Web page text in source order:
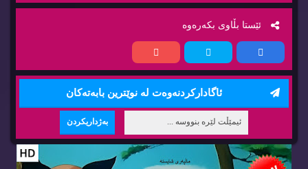
ئێستا بڵاوی بكه‌ره‌وه‌
ئاگاداركردنه‌وه‌ت له‌ نوێترین بابه‌ته‌كان